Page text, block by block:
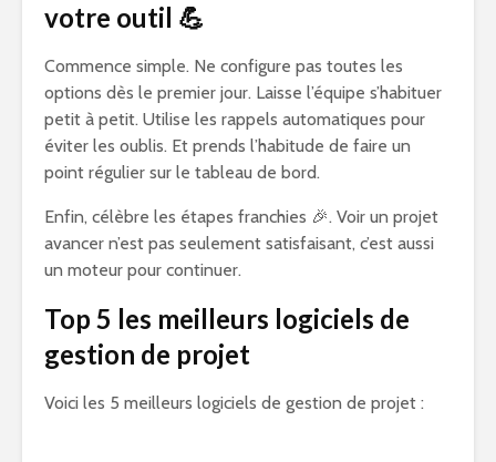
votre outil 💪
Commence simple. Ne configure pas toutes les
options dès le premier jour. Laisse l’équipe s’habituer
petit à petit. Utilise les rappels automatiques pour
éviter les oublis. Et prends l’habitude de faire un
point régulier sur le tableau de bord.
Enfin, célèbre les étapes franchies 🎉. Voir un projet
avancer n’est pas seulement satisfaisant, c’est aussi
un moteur pour continuer.
Top 5 les meilleurs logiciels de
gestion de projet
Voici les 5 meilleurs logiciels de gestion de projet :